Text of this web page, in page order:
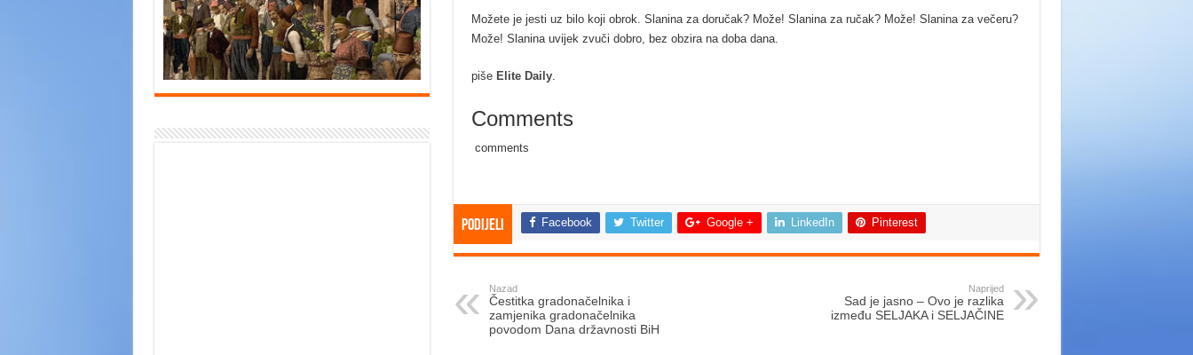
Možete je jesti uz bilo koji obrok. Slanina za doručak? Može! Slanina za ručak? Može! Slanina za večeru?
Može! Slanina uvijek zvuči dobro, bez obzira na doba dana.
piše Elite Daily.
Comments
comments
Podijeli Facebook Twitter Google + LinkedIn Pinterest
Nazad
Čestitka gradonačelnika i
zamjenika gradonačelnika
povodom Dana državnosti BiH
Naprijed
Sad je jasno – Ovo je razlika
između SELJAKA i SELJAČINE